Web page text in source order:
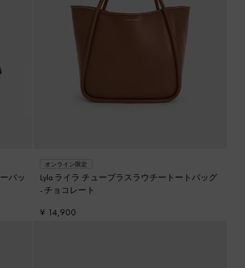
バッ
オンライン限定
Lyla ライラ チューブラスラウチートートバッグ
- チョコレート
¥ 14,900